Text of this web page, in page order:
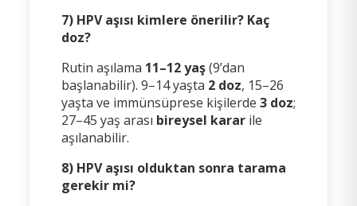
7) HPV aşısı kimlere önerilir? Kaç
doz?
Rutin aşılama 11–12 yaş(9’dan
başlanabilir). 9–14 yaşta 2 doz, 15–26
yaşta ve immünsüprese kişilerde 3 doz;
27–45 yaş arası bireysel kararile
aşılanabilir.
8) HPV aşısı olduktan sonra tarama
gerekir mi?